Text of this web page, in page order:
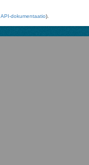
API-dokumentaatio).